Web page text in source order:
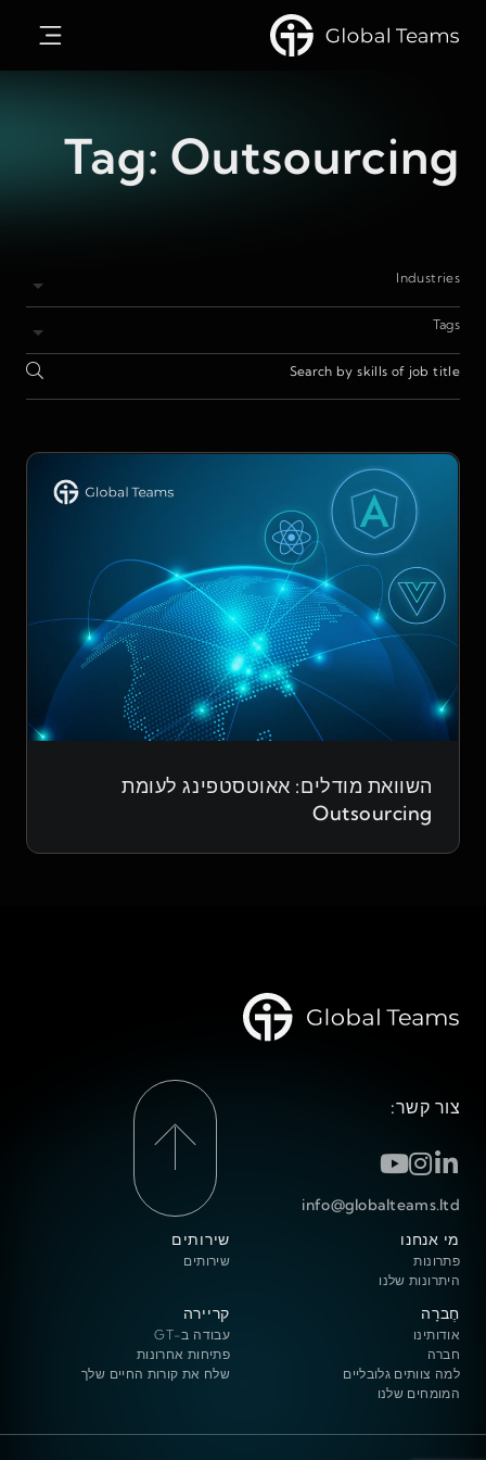
Tag: Outsourcing
Tags
Industries
השוואת מודלים: אאוטסטפינג לעומת
Outsourcing
צור קשר:
info@globalteams.ltd
מי אנחנו
פתרונות
היתרונות שלנו
שירותים
שירותים
חֶברָה
אודותינו
חברה
למה צוותים גלובליים
המומחים שלנו
קריירה
עבודה ב-GT
פתיחות אחרונות
שלח את קורות החיים שלך